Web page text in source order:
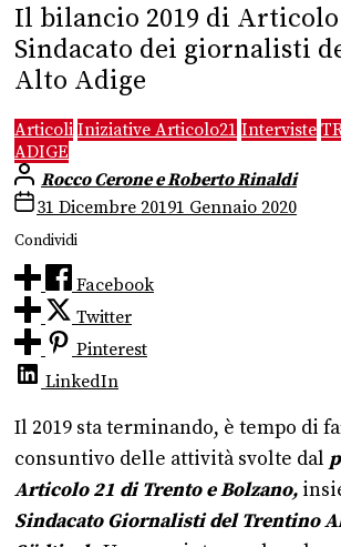
Il bilancio 2019 di Articolo
Sindacato dei giornalisti
Alto Adige
Articoli Iniziative Articolo21 Interviste
ADIGE
Rocco Cerone e Roberto Rinaldi
31 Dicembre 20191 Gennaio 2020
Condividi
Facebook
Twitter
Pinterest
LinkedIn
Il 2019 sta terminando, è tempo di
consuntivo delle attività svolte dal
Articolo 21 di Trento e Bolzano,
Sindacato Giornalisti del Trentino